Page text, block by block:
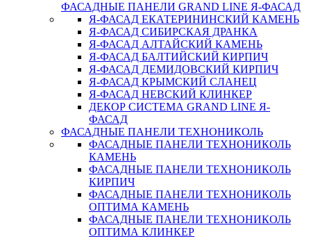
ФАСАДНЫЕ ПАНЕЛИ GRAND LINE Я-ФАСАД
Я-ФАСАД ЕКАТЕРИНИНСКИЙ КАМЕНЬ
Я-ФАСАД СИБИРСКАЯ ДРАНКА
Я-ФАСАД АЛТАЙСКИЙ КАМЕНЬ
Я-ФАСАД БАЛТИЙСКИЙ КИРПИЧ
Я-ФАСАД ДЕМИДОВСКИЙ КИРПИЧ
Я-ФАСАД КРЫМСКИЙ СЛАНЕЦ
Я-ФАСАД НЕВСКИЙ КЛИНКЕР
ДЕКОР СИСТЕМА GRAND LINE Я-
ФАСАД
ФАСАДНЫЕ ПАНЕЛИ ТЕХНОНИКОЛЬ
ФАСАДНЫЕ ПАНЕЛИ ТЕХНОНИКОЛЬ
КАМЕНЬ
ФАСАДНЫЕ ПАНЕЛИ ТЕХНОНИКОЛЬ
КИРПИЧ
ФАСАДНЫЕ ПАНЕЛИ ТЕХНОНИКОЛЬ
ОПТИМА КАМЕНЬ
ФАСАДНЫЕ ПАНЕЛИ ТЕХНОНИКОЛЬ
ОПТИМА КЛИНКЕР